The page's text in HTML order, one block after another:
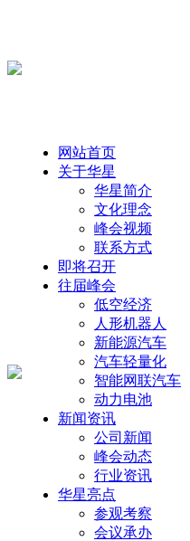
网站首页
关于华星
华星简介
文化理念
峰会视频
联系方式
即将召开
往届峰会
低空经济
人形机器人
新能源汽车
汽车轻量化
智能网联汽车
动力电池
新闻资讯
公司新闻
峰会动态
行业资讯
华星亮点
参观考察
会议承办